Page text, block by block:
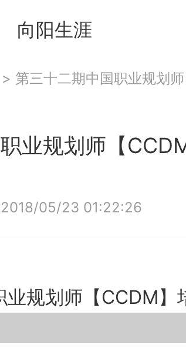
向阳生涯
> 第三十二期中国职业规划
业规划师【
2018/05/23 01:22:26
业规划师【CCDM】